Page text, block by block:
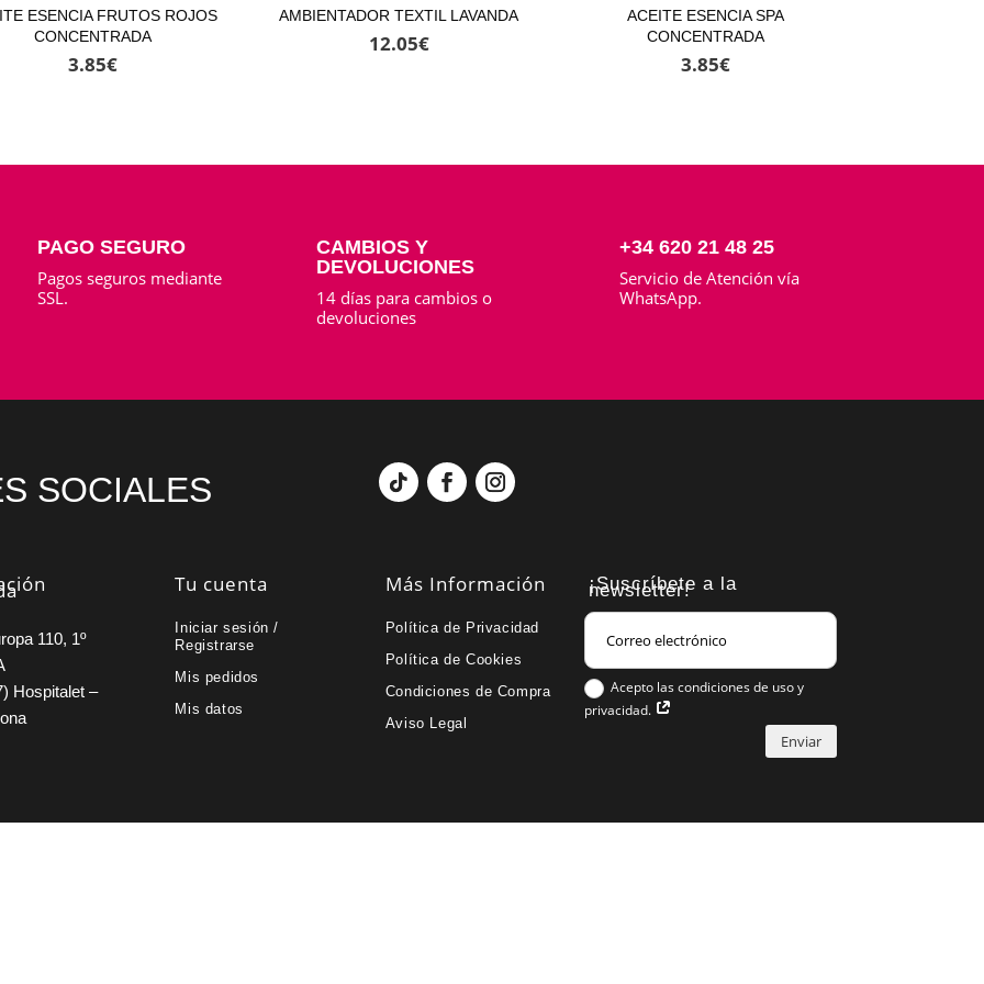
ESENCIA FRUTOS ROJOS
CONCENTRADA
3.85€
AMBIENTADOR TEXTIL LAVANDA
12.05€
ACEITE ESENCIA SPA
CONCENTRADA
3.85€
PAGO SEGURO
Pagos seguros mediante
SSL.
CAMBIOS Y
DEVOLUCIONES
14 días para cambios o
devoluciones
+34 620 21 48 25
Servicio de Atención vía
WhatsApp.
SOCIALES
110, 1º
Hospitalet –
Tu cuenta
Iniciar sesión /
Registrarse
Mis pedidos
Mis datos
Más Información
Política de Privacidad
Política de Cookies
Condiciones de Compra
Aviso Legal
¡Suscríbete a la
newsletter!
Acepto las condiciones de uso y
privacidad.
Enviar